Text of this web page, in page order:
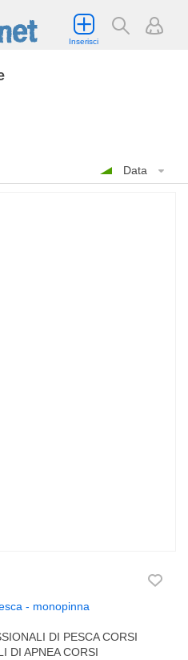
Inserisci
Data
- monopinna
DI PESCA CORSI
DI APNEA CORSI